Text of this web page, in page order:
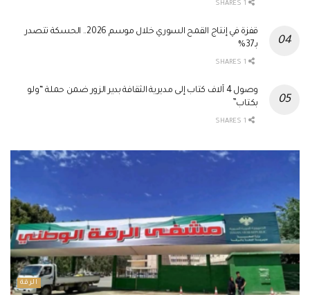
قفزة في إنتاج القمح السوري خلال موسم 2026.. الحسكة تتصدر
بـ37%
وصول 4 آلاف كتاب إلى مديرية الثقافة بدير الزور ضمن حملة “ولو
بكتاب”
الرقة